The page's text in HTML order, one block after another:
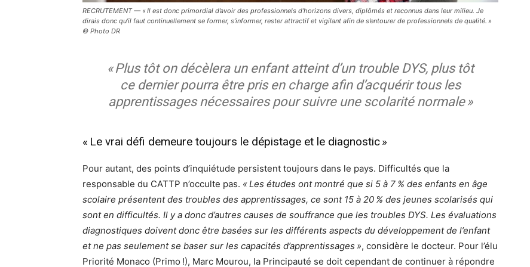
RECRUTEMENT — « Il est donc primordial d’avoir des professionnels d’horizons divers, diplômés et reconnus dans leur milieu. Je
dirais donc qu’il faut continuellement se former, s’informer, rester attractif et vigilant afin de s’entourer de professionnels de qualité. »
© Photo DR
« Plus tôt on décèlera un enfant atteint d’un trouble DYS, plus tôt
ce dernier pourra être pris en charge afin d’acquérir tous les
apprentissages nécessaires pour suivre une scolarité normale »
« Le vrai défi demeure toujours le dépistage et le diagnostic »
Pour autant, des points d’inquiétude persistent toujours dans le pays. Difficultés que la
responsable du CATTP n’occulte pas. « Les études ont montré que si 5 à 7 % des enfants en âge
scolaire présentent des troubles des apprentissages, ce sont 15 à 20 % des jeunes scolarisés qui
sont en difficultés. Il y a donc d’autres causes de souffrance que les troubles DYS. Les évaluations
diagnostiques doivent donc être basées sur les différents aspects du développement de l’enfant
et ne pas seulement se baser sur les capacités d’apprentissages », considère le docteur. Pour l’élu
Priorité Monaco (Primo !), Marc Mourou, la Principauté se doit cependant de continuer à répondre